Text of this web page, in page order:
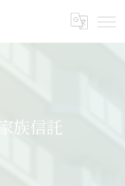
族信託